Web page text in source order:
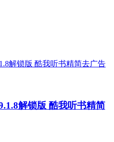
解锁版 酷我听书精简